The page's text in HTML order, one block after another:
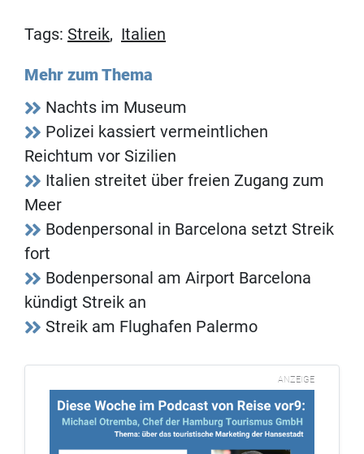
Tags: Streik, Italien
Mehr zum Thema
Nachts im Museum
Polizei kassiert vermeintlichen
Reichtum vor Sizilien
Italien streitet über freien Zugang zum
Meer
Bodenpersonal in Barcelona setzt Streik
fort
Bodenpersonal am Airport Barcelona
kündigt Streik an
Streik am Flughafen Palermo
ANZEIGE